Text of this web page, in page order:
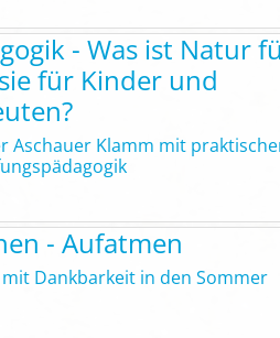
- Was ist Natur
für Kinder und
Aschauer Klamm mit
- Aufatmen
Dankbarkeit in den Sommer